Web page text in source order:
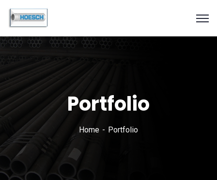
Portfolio
Home Portfolio